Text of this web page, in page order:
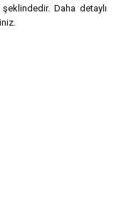
Daha detaylı